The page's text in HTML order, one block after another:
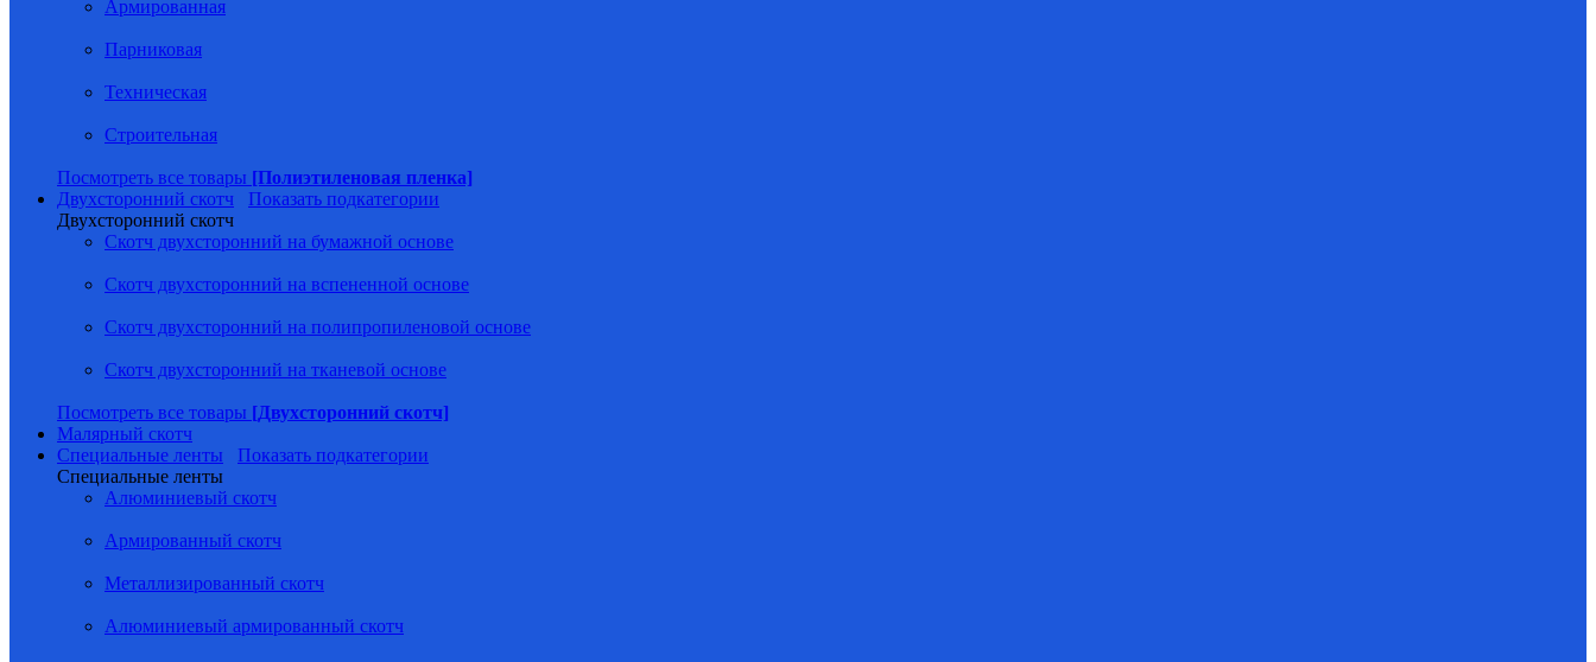
Армированная
Парниковая
Техническая
Строительная
Посмотреть все товары [Полиэтиленовая пленка]
Двухсторонний скотч
Показать подкатегории
Двухсторонний скотч
Скотч двухсторонний на бумажной основе
Скотч двухсторонний на вспененной основе
Скотч двухсторонний на полипропиленовой основе
Скотч двухсторонний на тканевой основе
Посмотреть все товары [Двухсторонний скотч]
Малярный скотч
Специальные ленты
Показать подкатегории
Специальные ленты
Алюминиевый скотч
Армированный скотч
Металлизированный скотч
Алюминиевый армированный скотч